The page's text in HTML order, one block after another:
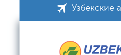
Узбекские